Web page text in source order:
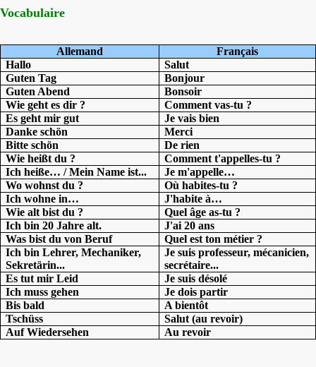
Vocabulaire
Allemand
Français
Hallo
Salut
Guten Tag
Bonjour
Guten Abend
Bonsoir
Wie geht es dir ?
Comment vas-tu ?
Es geht mir gut
Je vais bien
Danke schön
Merci
Bitte schön
De rien
Wie heißt du ?
Comment t'appelles-tu ?
Ich heiße… / Mein Name ist...
Je m'appelle…
Wo wohnst du ?
Où habites-tu ?
Ich wohne in…
J'habite à…
Wie alt bist du ?
Quel âge as-tu ?
Ich bin 20 Jahre alt.
J'ai 20 ans
Was bist du von Beruf
Quel est ton métier ?
Ich bin Lehrer, Mechaniker,
Sekretärin...
Je suis professeur, mécanicien,
secrétaire...
Es tut mir Leid
Je suis désolé
Ich muss gehen
Je dois partir
Bis bald
A bientôt
Tschüss
Salut (au revoir)
Auf Wiedersehen
Au revoir